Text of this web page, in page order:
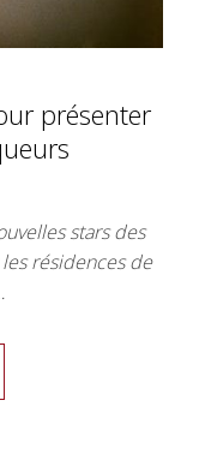
présenter
stars des
les résidences de